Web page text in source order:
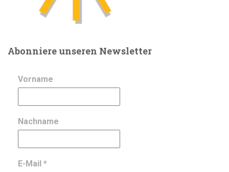
Abonniere unseren Newsletter
Vorname
Nachname
E-Mail *